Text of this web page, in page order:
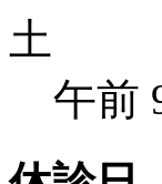
土
午前